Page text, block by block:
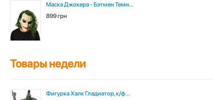
Маска Джокера - Бэтмен Темн...
899 грн
Товары недели
Фигурка Халк Гладиатор, к/ф...